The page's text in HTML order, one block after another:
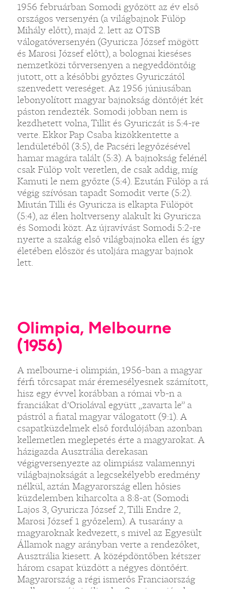
1956 februárban Somodi győzött az év első
országos versenyén (a világbajnok Fülöp
Mihály előtt), majd 2. lett az OTSB
válogatóversenyén (Gyuricza József mögött
és Marosi József előtt), a bolognai kieséses
nemzetközi tőrversenyen a negyeddöntőig
jutott, ott a későbbi győztes Gyuriczától
szenvedett vereséget. Az 1956 júniusában
lebonyolított magyar bajnokság döntőjét két
páston rendezték. Somodi jobban nem is
kezdhetett volna, Tillit és Gyuriczát is 5:4-re
verte. Ekkor Pap Csaba kizökkentette a
lendületéből (3:5), de Pacséri legyőzésével
hamar magára talált (5:3). A bajnokság felénél
csak Fülöp volt veretlen, de csak addig, míg
Kamuti le nem győzte (5:4). Ezután Fülöp a rá
végig szívósan tapadt Somodit verte (5:2).
Miután Tilli és Gyuricza is elkapta Fülöpöt
(5:4), az élen holtverseny alakult ki Gyuricza
és Somodi közt. Az újravívást Somodi 5:2-re
nyerte a szakág első világbajnoka ellen és így
életében először és utoljára magyar bajnok
lett.
Olimpia, Melbourne
(1956)
A melbourne-i olimpián, 1956-ban a magyar
férfi tőrcsapat már éremesélyesnek számított,
hisz egy évvel korábban a római vb-n a
franciákat d’Oriolával együtt „zavarta le” a
pástról a fiatal magyar válogatott (9:1). A
csapatküzdelmek első fordulójában azonban
kellemetlen meglepetés érte a magyarokat. A
házigazda Ausztrália derekasan
végigversenyezte az olimpiász valamennyi
világbajnokságát a legcsekélyebb eredmény
nélkül, aztán Magyarország ellen hősies
küzdelemben kiharcolta a 8:8-at (Somodi
Lajos 3, Gyuricza József 2, Tilli Endre 2,
Marosi József 1 győzelem). A tusarány a
magyaroknak kedvezett, s mivel az Egyesült
Államok nagy arányban verte a rendezőket,
Ausztrália kiesett. A középdöntőben kétszer
három csapat küzdött a négyes döntőért.
Magyarország a régi ismerős Franciaország